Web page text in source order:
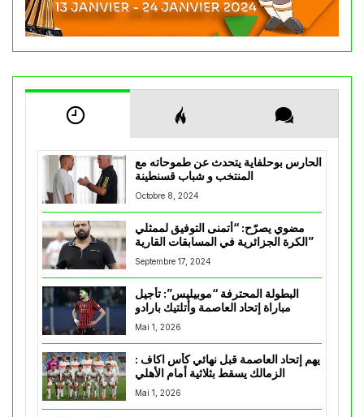
الحارس بوحلفاية يتحدث عن طموحاته مع
المنتخب و شباب قسنطينة
Octobre 8, 2024
مضوي يصرّح: “أتمنى التوفيق لممثلي
الكرة الجزائرية في المسابقات القارية”
Septembre 17, 2024
البطولة المحترفة “موبيليس”: تأجيل
مباراة إتحاد العاصمة وأتلتيك بارادو
Mai 1, 2026
يهم إتحاد العاصمة قبل نهائي كأس اكاف :
Mai 1, 2026